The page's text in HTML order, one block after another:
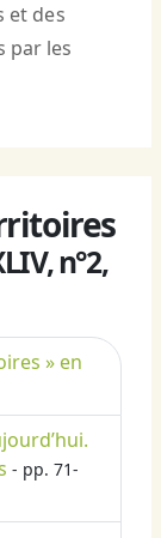
et des
par les
n°2,
» en
- pp. 71-